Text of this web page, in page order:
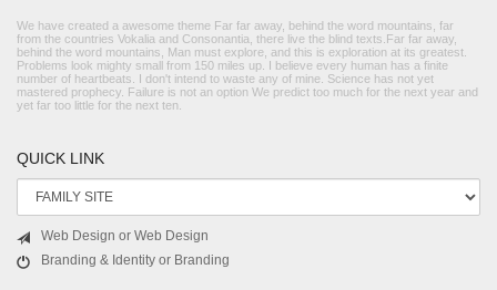
We have created a awesome theme Far far away, behind the word mountains, far
from the countries Vokalia and Consonantia, there live the blind texts.Far far away,
behind the word mountains, Man must explore, and this is exploration at its greatest.
Problems look mighty small from 150 miles up. I believe every human has a finite
number of heartbeats. I don't intend to waste any of mine. Science has not yet
mastered prophecy. Failure is not an option We predict too much for the next year and
yet far too little for the next ten.
QUICK LINK
Web Design or Web Design
Branding & Identity or Branding